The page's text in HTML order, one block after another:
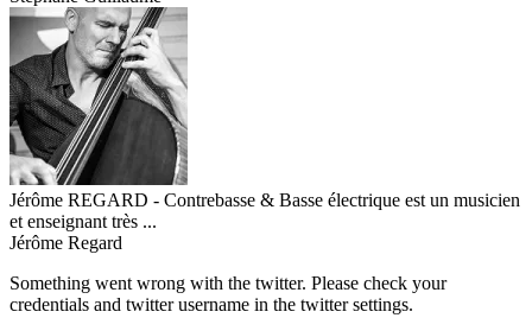
Jérôme REGARD - Contrebasse & Basse électrique est un musicien
et enseignant très ...
Jérôme Regard
Something went wrong with the twitter. Please check your
credentials and twitter username in the twitter settings.